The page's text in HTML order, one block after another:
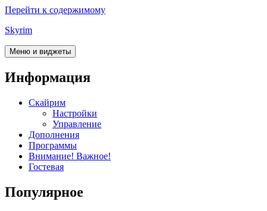
Перейти к содержимому
Skyrim
Меню и виджеты
Информация
Скайрим
Настройки
Управление
Дополнения
Программы
Внимание! Важное!
Гостевая
Популярное